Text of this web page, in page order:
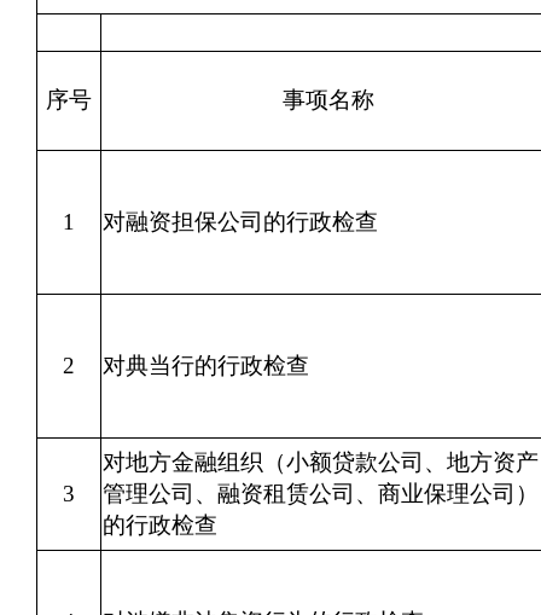
序号 事项名称
1 对融资担保公司的行政检查
2 对典当行的行政检查
3
对地方金融组织（小额贷款公司、地方资产
管理公司、融资租赁公司、商业保理公司）
的行政检查